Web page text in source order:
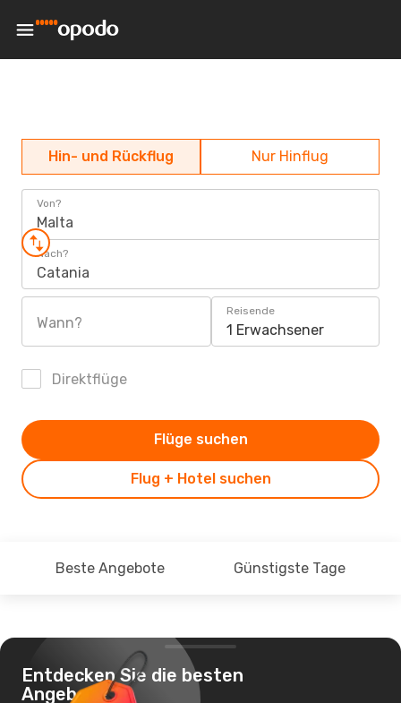
Hin- und Rückflug Nur Hinflug
Von?
Malta
Nach?
Catania
Wann?
Reisende
1 Erwachsener
Direktflüge
Flug + Hotel suchen
Flüge suchen
Beste Angebote Günstigste Tage
Entdecken Sie die besten
Angebote